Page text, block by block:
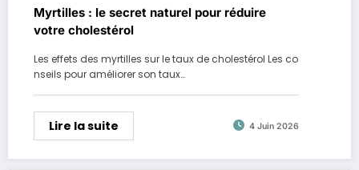
Myrtilles : le secret naturel pour réduire
votre cholestérol
Les effets des myrtilles sur le taux de cholestérol Les co
nseils pour améliorer son taux…
Lire la suite 4 Juin 2026